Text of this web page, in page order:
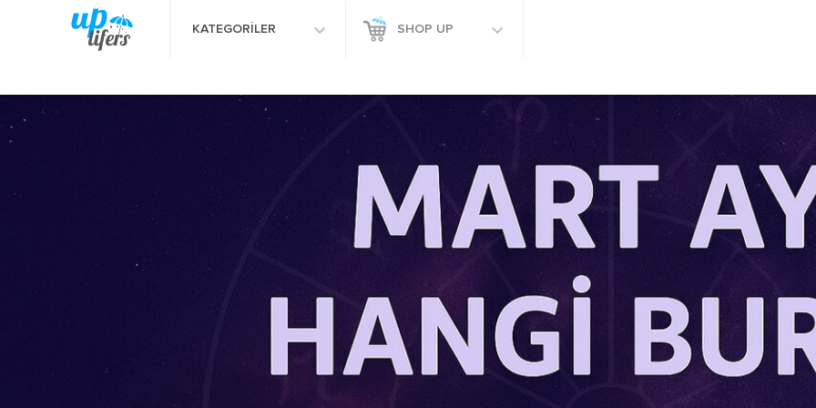
KATEGORİLER SHOP UP